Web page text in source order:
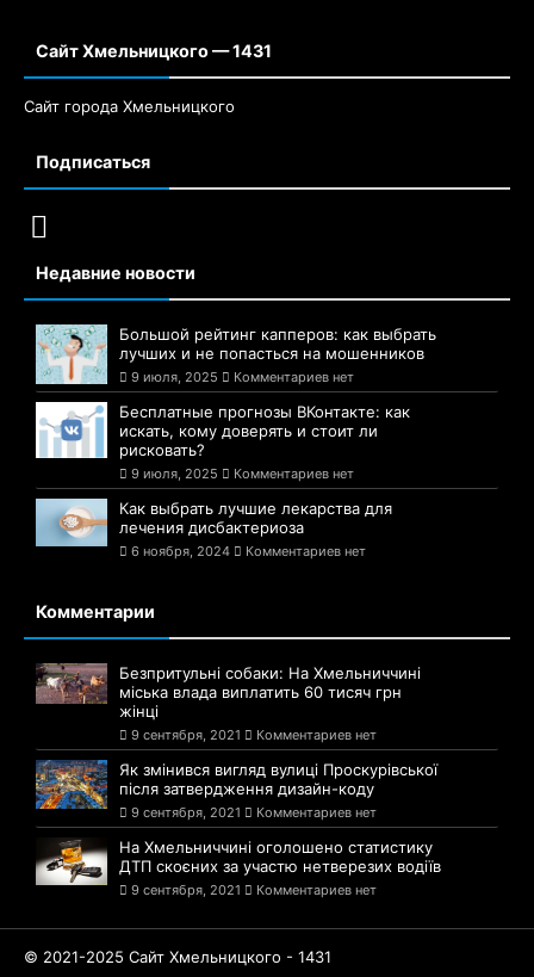
Сайт Хмельницкого — 1431
Сайт города Хмельницкого
Подписаться
Недавние новости
Большой рейтинг капперов: как выбрать
лучших и не попасться на мошенников
9 июля, 2025 Комментариев нет
Бесплатные прогнозы ВКонтакте: как
искать, кому доверять и стоит ли
рисковать?
9 июля, 2025 Комментариев нет
Как выбрать лучшие лекарства для
лечения дисбактериоза
6 ноября, 2024 Комментариев нет
Комментарии
Безпритульні собаки: На Хмельниччині
міська влада виплатить 60 тисяч грн
жінці
9 сентября, 2021 Комментариев нет
Як змінився вигляд вулиці Проскурівської
після затвердження дизайн-коду
9 сентября, 2021 Комментариев нет
На Хмельниччині оголошено статистику
ДТП скоєних за участю нетверезих водіїв
9 сентября, 2021 Комментариев нет
© 2021-2025 Сайт Хмельницкого - 1431